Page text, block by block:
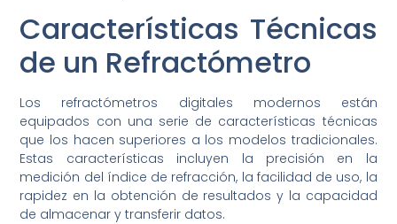
Características Técnicas
de un Refractómetro
Los refractómetros digitales modernos están
equipados con una serie de características técnicas
que los hacen superiores a los modelos tradicionales.
Estas características incluyen la precisión en la
medición del índice de refracción, la facilidad de uso, la
rapidez en la obtención de resultados y la capacidad
de almacenar y transferir datos.